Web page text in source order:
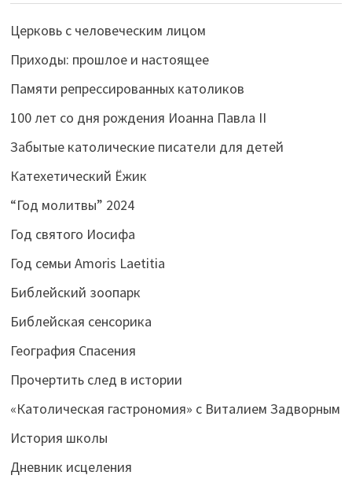
Церковь с человеческим лицом
Приходы: прошлое и настоящее
Памяти репрессированных католиков
100 лет со дня рождения Иоанна Павла II
Забытые католические писатели для детей
Катехетический Ёжик
“Год молитвы” 2024
Год святого Иосифа
Год семьи Amoris Laetitia
Библейский зоопарк
Библейская сенсорика
География Спасения
Прочертить след в истории
«Католическая гастрономия» с Виталием Задворным
История школы
Дневник исцеления